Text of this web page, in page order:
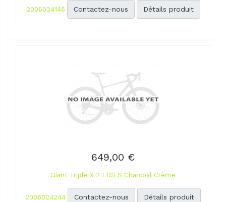
2006024146 Contactez-nous Détails produit
649,00 €
Giant Triple X 2 LDS S Charcoal Crème
2006024244 Contactez-nous Détails produit